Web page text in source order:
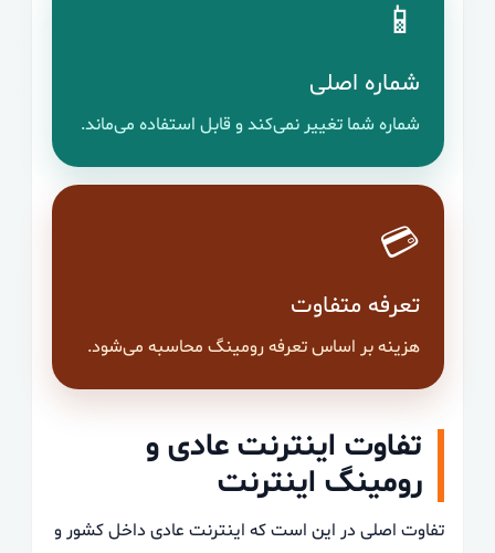
📱
شماره اصلی
شماره شما تغییر نمی‌کند و قابل استفاده می‌ماند.
💳
تعرفه متفاوت
هزینه بر اساس تعرفه رومینگ محاسبه می‌شود.
تفاوت اینترنت عادی و
رومینگ اینترنت
تفاوت اصلی در این است که اینترنت عادی داخل کشور و